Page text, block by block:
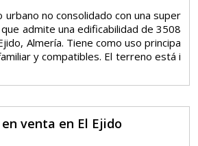
urbano no consolidado con una super
admite una edificabilidad de 3508
Almería. Tiene como uso principa
y compatibles. El terreno está i
venta en El Ejido